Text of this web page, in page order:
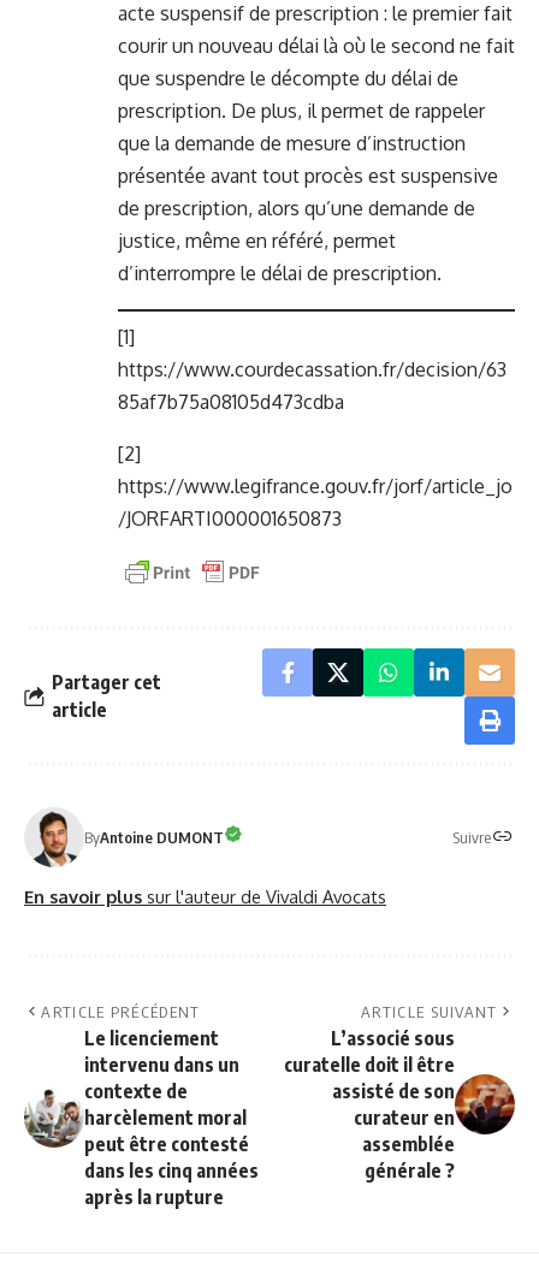
acte suspensif de prescription : le premier fait
courir un nouveau délai là où le second ne fait
que suspendre le décompte du délai de
prescription. De plus, il permet de rappeler
que la demande de mesure d’instruction
présentée avant tout procès est suspensive
de prescription, alors qu’une demande de
justice, même en référé, permet
d’interrompre le délai de prescription.
[1]
https://www.courdecassation.fr/decision/63
85af7b75a08105d473cdba
[2]
https://www.legifrance.gouv.fr/jorf/article_jo
/JORFARTI000001650873
Partager cet
article
ByAntoine DUMONT Suivre
En savoir plus sur l'auteur de Vivaldi Avocats
ARTICLE PRÉCÉDENT
Le licenciement
intervenu dans un
contexte de
harcèlement moral
peut être contesté
dans les cinq années
après la rupture
ARTICLE SUIVANT
L’associé sous
curatelle doit il être
assisté de son
curateur en
assemblée
générale ?